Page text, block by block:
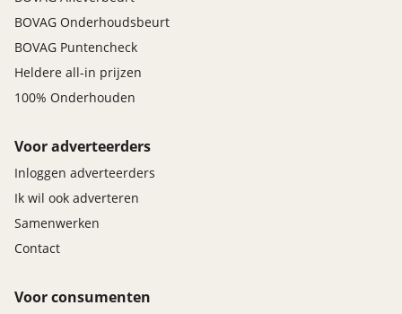
BOVAG Onderhoudsbeurt
BOVAG Puntencheck
Heldere all-in prijzen
100% Onderhouden
Voor adverteerders
Inloggen adverteerders
Ik wil ook adverteren
Samenwerken
Contact
Voor consumenten